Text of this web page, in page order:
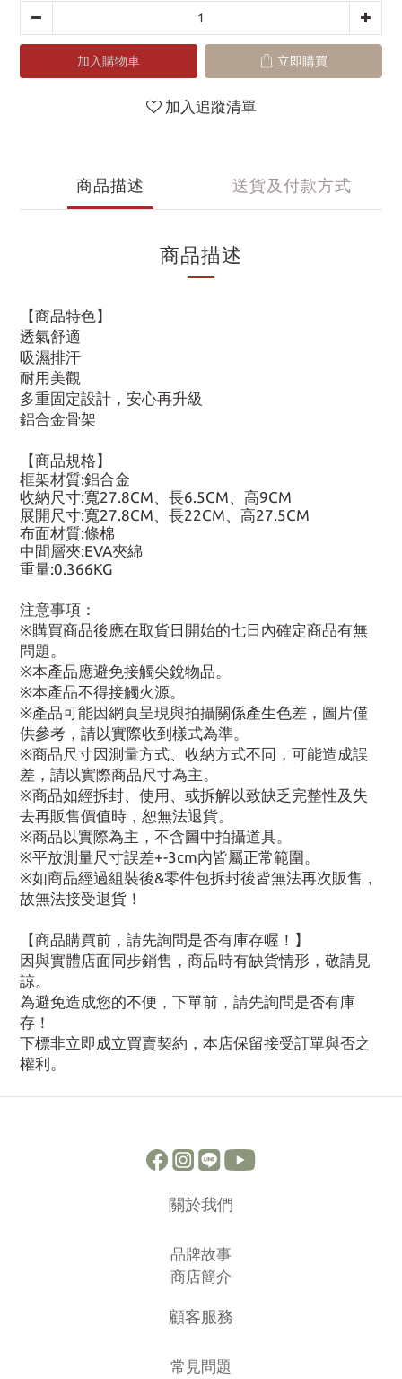
加入購物車 立即購買
加入追蹤清單
商品描述 送貨及付款方式
商品描述
【商品特色】
透氣舒適
吸濕排汗
耐用美觀
多重固定設計，安心再升級
鋁合金骨架
【商品規格】
框架材質:鋁合金
收納尺寸:寬27.8CM、長6.5CM、高9CM
展開尺寸:寬27.8CM、長22CM、高27.5CM
布面材質:條棉
中間層夾:EVA夾綿
重量:0.366KG
注意事項：
※購買商品後應在取貨日開始的七日內確定商品有無
問題。
※本產品應避免接觸尖銳物品。
※本產品不得接觸火源。
※產品可能因網頁呈現與拍攝關係產生色差，圖片僅
供參考，請以實際收到樣式為準。
※商品尺寸因測量方式、收納方式不同，可能造成誤
差，請以實際商品尺寸為主。
※商品如經拆封、使用、或拆解以致缺乏完整性及失
去再販售價值時，恕無法退貨。
※商品以實際為主，不含圖中拍攝道具。
※平放測量尺寸誤差+-3cm內皆屬正常範圍。
※如商品經過組裝後&零件包拆封後皆無法再次販售，
故無法接受退貨！
【商品購買前，請先詢問是否有庫存喔！】
因與實體店面同步銷售，商品時有缺貨情形，敬請見
諒。
為避免造成您的不便，下單前，請先詢問是否有庫
存！
下標非立即成立買賣契約，本店保留接受訂單與否之
權利。
關於我們
品牌故事
商店簡介
顧客服務
常見問題